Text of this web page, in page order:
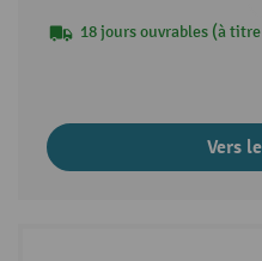
18 jours ouvrables (à
Vers